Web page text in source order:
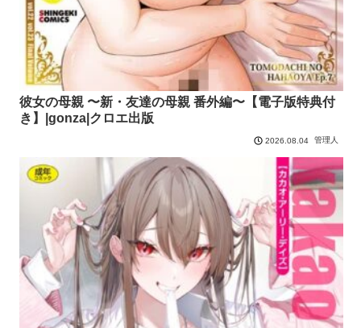
彼女の母親 〜新・友達の母親 番外編〜【電子版特典付
き】|gonza|クロエ出版
2026.08.04 管理人